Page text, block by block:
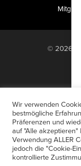
© 2026
AGB
Verträge
Wir verwenden
bestmögliche
Präferenzen und
auf "Alle
Verwendung ALLER
jedoch die "Cookie-
kontrollierte